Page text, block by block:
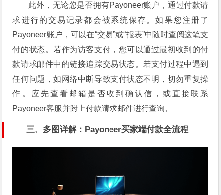
此外，无论您是否拥有Payoneer账户，通过付款请
求进行的交易记录都会被系统保存。如果您注册了
Payoneer账户，可以在“交易”或“报表”中随时查阅这笔支
付的状态。若作为访客支付，您可以通过最初收到的付
款请求邮件中的链接追踪交易状态。若支付过程中遇到
任何问题，如网络中断导致支付状态不明，切勿重复操
作。应先查看邮箱是否收到确认信，或直接联系
Payoneer客服并附上付款请求邮件进行查询。
三、多图详解：Payoneer买家端付款全流程